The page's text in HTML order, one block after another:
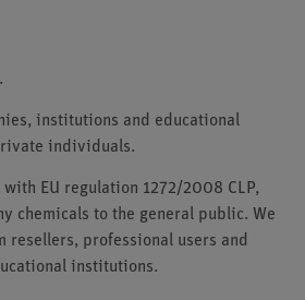
institutions and educational
individuals.
with EU regulation 1272/2008 CLP,
chemicals to the general public. We
resellers, professional users and
institutions.